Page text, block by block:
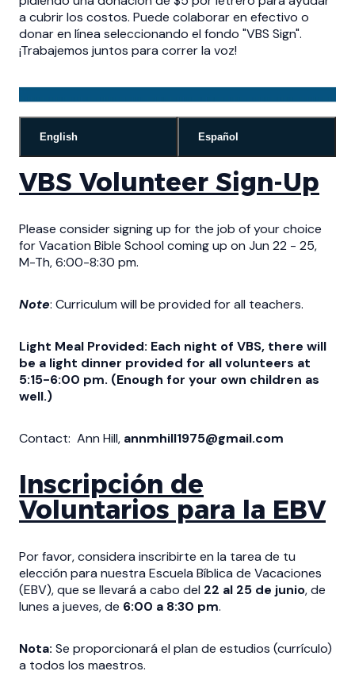
a cubrir los costos. Puede colaborar en efectivo o
donar en línea seleccionando el fondo "VBS Sign".
¡Trabajemos juntos para correr la voz!
English Español
VBS Volunteer Sign-Up
Please consider signing up for the job of your choice
for Vacation Bible School coming up on Jun 22 - 25,
M-Th, 6:00-8:30 pm.
Note: Curriculum will be provided for all teachers.
Light Meal Provided: Each night of VBS, there will
be a light dinner provided for all volunteers at
5:15-6:00 pm. (Enough for your own children as
well.)
Contact: Ann Hill, annmhill1975@gmail.com
Inscripción de
Voluntarios para la EBV
Por favor, considera inscribirte en la tarea de tu
elección para nuestra Escuela Bíblica de Vacaciones
(EBV), que se llevará a cabo del 22 al 25 de junio, de
lunes a jueves, de 6:00 a 8:30 pm.
Nota: Se proporcionará el plan de estudios (currículo)
a todos los maestros.